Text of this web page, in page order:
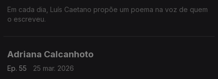
Em cada dia, Luís Caetano propõe um poema na voz de quem
o escreveu.
Adriana Calcanhoto
Ep. 55
25 mar. 2026